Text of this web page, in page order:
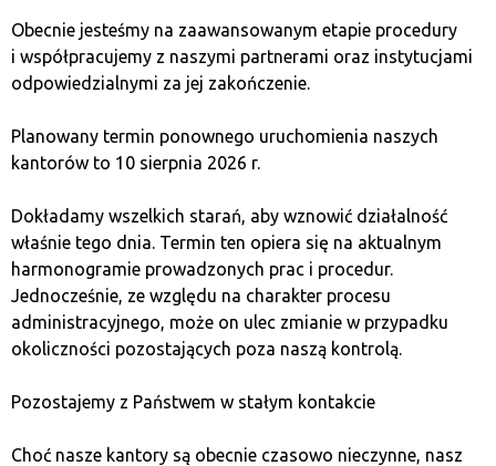
forbes.pl
26 października 2023
Czy franczyza się opłaca? „Nigdy
nie marnuj dobrego kryzysu”
Czy prowadzenie oddziału banku lub kantoru
to dobry pomysł na biznes w czasach,
gdy gospodarka bywa nieprzewidywalna, co jest
odczuwalne w nastrojach konsumpcyjnych Polaków?
Przejdź do artykułu
Obecnie jesteśmy na zaawansowanym etapie procedury
i współpracujemy z naszymi partnerami oraz instytucjami
odpowiedzialnymi za jej zakończenie.
Planowany termin ponownego uruchomienia naszych
kantorów to 10 sierpnia 2026 r.
Dokładamy wszelkich starań, aby wznowić działalność
właśnie tego dnia. Termin ten opiera się na aktualnym
harmonogramie prowadzonych prac i procedur.
Jednocześnie, ze względu na charakter procesu
administracyjnego, może on ulec zmianie w przypadku
okoliczności pozostających poza naszą kontrolą.
Pozostajemy z Państwem w stałym kontakcie
Choć nasze kantory są obecnie czasowo nieczynne, nasz